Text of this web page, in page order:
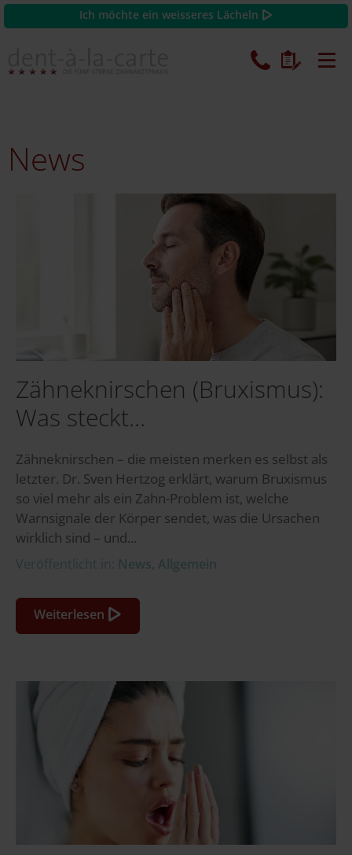
Ich möchte ein weisseres Lächeln
News
Zähneknirschen (Bruxismus):
Was steckt...
Zähneknirschen – die meisten merken es selbst als
letzter. Dr. Sven Hertzog erklärt, warum Bruxismus
so viel mehr als ein Zahn-Problem ist, welche
Warnsignale der Körper sendet, was die Ursachen
wirklich sind – und...
Veröffentlicht in: News, Allgemein
Weiterlesen